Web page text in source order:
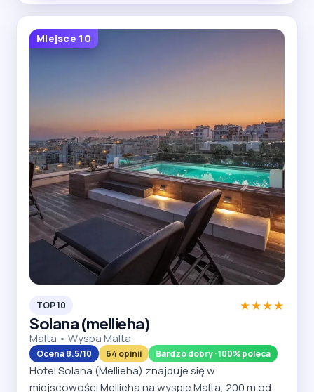
Miejsce 10
TOP 10 ★★★★
Solana (mellieha)
Malta • Wyspa Malta
Ocena 8.5/10 64 opinii Bardzo dobry · 100% poleca
Hotel Solana (Mellieha) znajduje się w
miejscowości Mellieha na wyspie Malta, 200 m od